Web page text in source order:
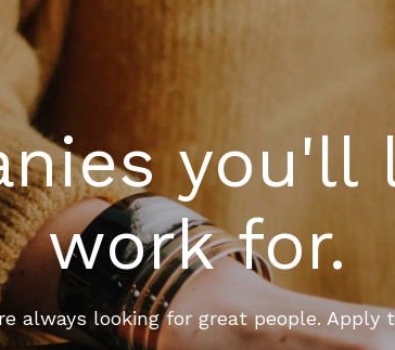
you'll
work for.
always looking for great people. Apply